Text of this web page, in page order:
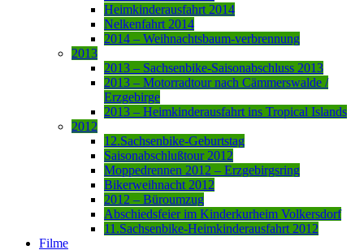
Heimkinderausfahrt 2014
Nelkenfahrt 2014
2014 – Weihnachtsbaum-verbrennung
2013
2013 – Sachsenbike-Saisonabschluss 2013
2013 – Motorradtour nach Cämmerswalde /
Erzgebirge
2013 – Heimkinderausfahrt ins Tropical Islands
2012
12.Sachsenbike-Geburtstag
Saisonabschlußtour 2012
Moppedrennen 2012 – Erzgebirgsring
Bikerweihnacht 2012
2012 – Büroumzug
Abschiedsfeier im Kinderkurheim Volkersdorf
11.Sachsenbike-Heimkinderausfahrt 2012
Filme